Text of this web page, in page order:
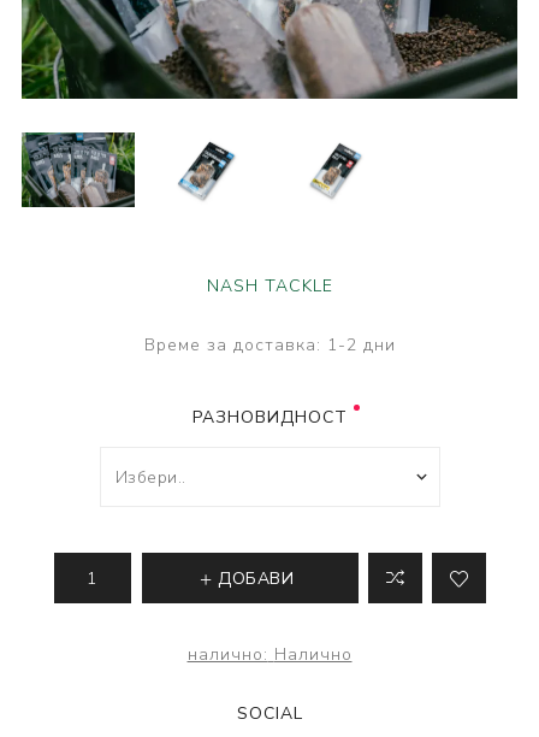
NASH TACKLE
Време за доставка: 1-2 дни
РАЗНОВИДНОСТ
ДОБАВИ
налично: Налично
SOCIAL